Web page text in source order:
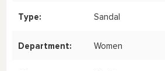
Type: Sandal
Department: Women